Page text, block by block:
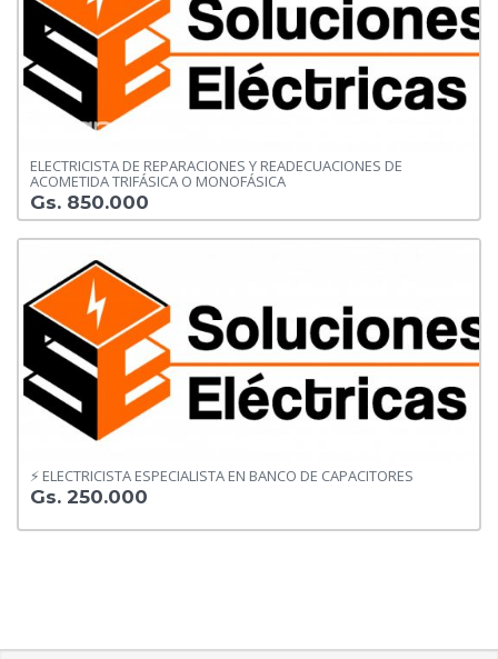
ELECTRICISTA DE REPARACIONES Y READECUACIONES DE
ACOMETIDA TRIFÁSICA O MONOFÁSICA
Gs. 850.000
⚡ ELECTRICISTA ESPECIALISTA EN BANCO DE CAPACITORES
Gs. 250.000